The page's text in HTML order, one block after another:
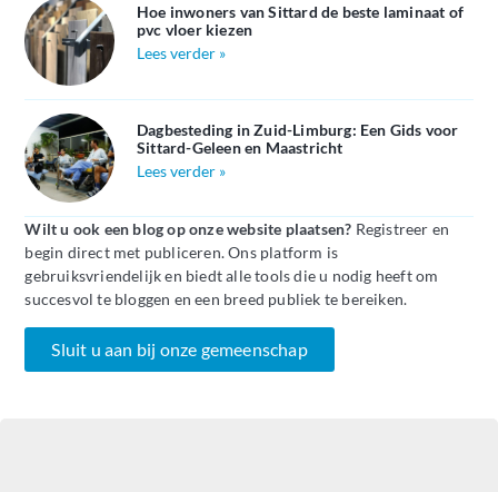
Hoe inwoners van Sittard de beste laminaat of
pvc vloer kiezen
Lees verder »
Dagbesteding in Zuid-Limburg: Een Gids voor
Sittard-Geleen en Maastricht
Lees verder »
Wilt u ook een blog op onze website plaatsen? Registreer en
begin direct met publiceren. Ons platform is
gebruiksvriendelijk en biedt alle tools die u nodig heeft om
succesvol te bloggen en een breed publiek te bereiken.
Sluit u aan bij onze gemeenschap